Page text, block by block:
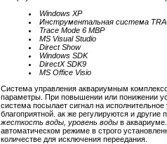
Windows XP
Инструментальная система
Trace Mode 6 МВР
MS Visual Studio
Direct Show
Windows SDK
DirectX SDK9
MS Office Visio
Система управления аквариумным
параметры. При повышении или понижении
система посылает сигнал на исполнительное
благоприятной. ак же регулируются и другие
жесткость воды, уровень воды в
автоматическом режиме в строго
количестве для исключения переедания.